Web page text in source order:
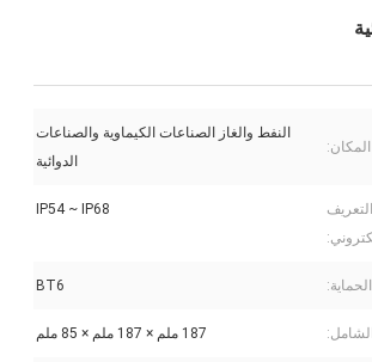
النفط والغاز الصناعات الكيماوية والصناعات
الدوائية
IP54 ~ IP68
BT6
الشامل: 187 ملم × 187 ملم × 85 ملم